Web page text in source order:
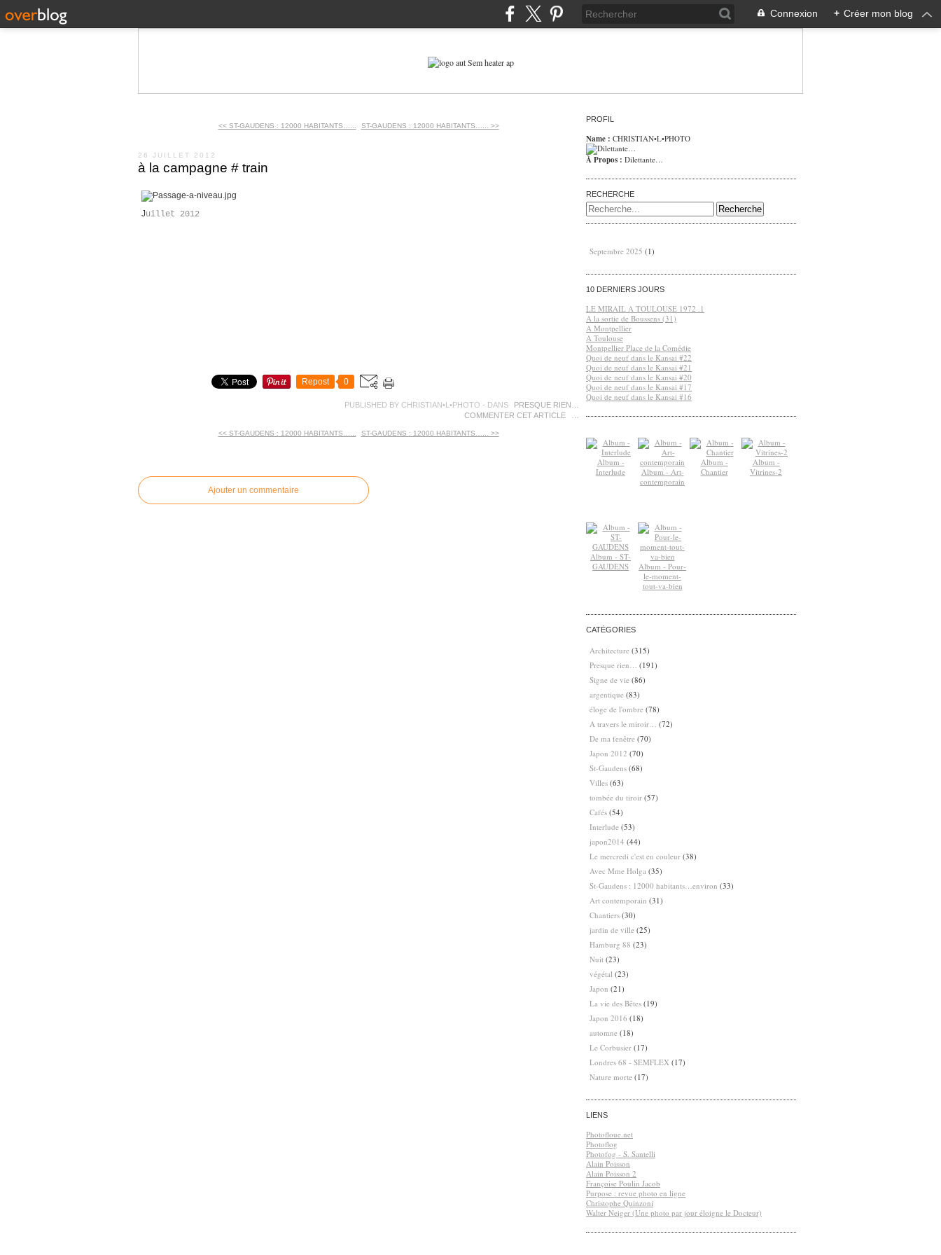
Connexion + Créer mon blog
<< ST-GAUDENS : 12000 HABITANTS…... ST-GAUDENS : 12000 HABITANTS…... >>
26 JUILLET 2012
à la campagne # train
Juillet 2012
Repost 0
PUBLISHED BY CHRISTIAN•L•PHOTO - DANS
PRESQUE RIEN…
COMMENTER CET ARTICLE
<< ST-GAUDENS : 12000 HABITANTS…... ST-GAUDENS : 12000 HABITANTS…... >>
Ajouter un commentaire
PROFIL
Name : CHRISTIAN•L•PHOTO
À Propos : Dilettante…
RECHERCHE
Septembre 2025 (1)
10 DERNIERS JOURS
LE MIRAIL A TOULOUSE 1972 .1
A la sortie de Boussens (31)
A Montpellier
A Toulouse
Montpellier Place de la Comédie
Quoi de neuf dans le Kansai #22
Quoi de neuf dans le Kansai #21
Quoi de neuf dans le Kansai #20
Quoi de neuf dans le Kansai #17
Quoi de neuf dans le Kansai #16
Album -
Interlude
Album - Art-
contemporain
Album -
Chantier
Album -
Vitrines-2
Album - ST-
GAUDENS
Album - Pour-
le-moment-
tout-va-bien
CATÉGORIES
Architecture (315)
Presque rien…
(191)
Signe de vie (86)
argentique (83)
éloge de l'ombre (78)
A travers le miroir…
(72)
De ma fenêtre (70)
Japon 2012 (70)
St-Gaudens (68)
Villes (63)
tombée du tiroir (57)
Cafés (54)
Interlude (53)
japon2014 (44)
Le mercredi c'est en couleur (38)
Avec Mme Holga (35)
St-Gaudens : 12000 habitants…environ (33)
Art contemporain (31)
Chantiers (30)
jardin de ville (25)
Hamburg 88 (23)
Nuit (23)
végétal (23)
Japon (21)
La vie des Bêtes (19)
Japon 2016 (18)
automne (18)
Le Corbusier (17)
Londres 68 - SEMFLEX (17)
Nature morte (17)
LIENS
Photofloue.net
Photoflog
Photofog - S. Santelli
Alain Poisson
Alain Poisson 2
Françoise Poulin Jacob
Purpose : revue photo en ligne
Christophe Quinzoni
Walter Neiger (Une photo par jour éloigne le Docteur)